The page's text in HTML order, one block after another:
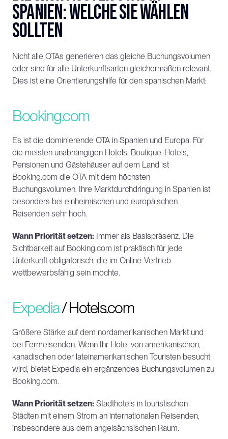
Spanien: Welche Sie wählen
sollten
Nicht alle OTAs generieren das gleiche Buchungsvolumen
oder sind für alle Unterkunftsarten gleichermaßen relevant.
Dies ist eine Orientierungshilfe für den spanischen Markt:
Booking.com
Es ist die dominierende OTA in Spanien und Europa. Für
die meisten unabhängigen Hotels, Boutique-Hotels,
Pensionen und Gästehäuser auf dem Land ist
Booking.com die OTA mit dem höchsten
Buchungsvolumen. Ihre Marktdurchdringung in Spanien ist
besonders bei einheimischen und europäischen
Reisenden sehr hoch.
Wann Priorität setzen: Immer als Basispräsenz. Die
Sichtbarkeit auf Booking.com ist praktisch für jede
Unterkunft obligatorisch, die im Online-Vertrieb
wettbewerbsfähig sein möchte.
Expedia / Hotels.com
Größere Stärke auf dem nordamerikanischen Markt und
bei Fernreisenden. Wenn Ihr Hotel von amerikanischen,
kanadischen oder lateinamerikanischen Touristen besucht
wird, bietet Expedia ein ergänzendes Buchungsvolumen zu
Booking.com.
Wann Priorität setzen: Stadthotels in touristischen
Städten mit einem Strom an internationalen Reisenden,
insbesondere aus dem angelsächsischen Raum.